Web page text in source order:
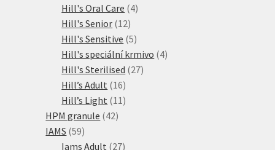
produkty
Hill's Oral Care 44
Hill's Senior 1212
produktů
Hill's Sensitive 55
produktů
Hill's speciální krmivo 44
Hill's Sterilised 2727
Hill’s Adult 1616
produktů
Hill’s Light 11 11
HPM granule 4242
IAMS 5959
produktů
Iams Adult 2727